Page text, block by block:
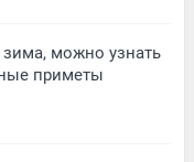
можно узнать
приметы